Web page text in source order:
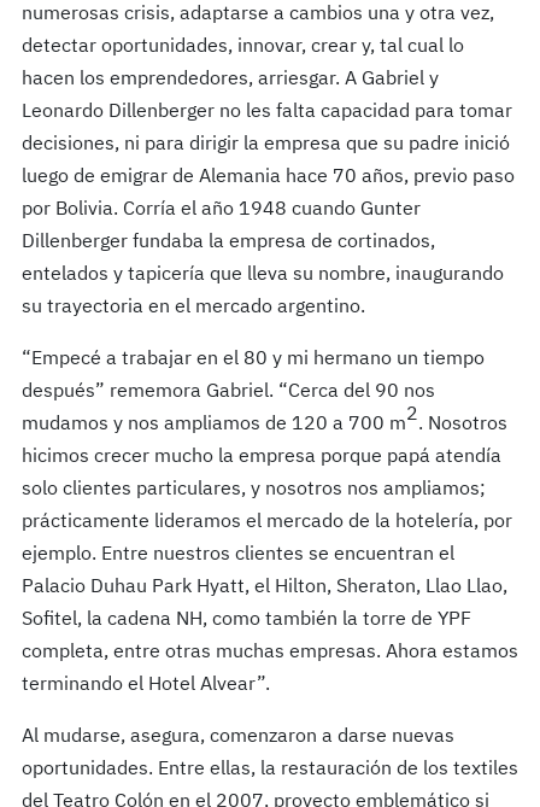
numerosas crisis, adaptarse a cambios una y otra vez,
detectar oportunidades, innovar, crear y, tal cual lo
hacen los emprendedores, arriesgar. A Gabriel y
Leonardo Dillenberger no les falta capacidad para tomar
decisiones, ni para dirigir la empresa que su padre inició
luego de emigrar de Alemania hace 70 años, previo paso
por Bolivia. Corría el año 1948 cuando Gunter
Dillenberger fundaba la empresa de cortinados,
entelados y tapicería que lleva su nombre, inaugurando
su trayectoria en el mercado argentino.
“Empecé a trabajar en el 80 y mi hermano un tiempo
después” rememora Gabriel. “Cerca del 90 nos
mudamos y nos ampliamos de 120 a 700 m2. Nosotros
hicimos crecer mucho la empresa porque papá atendía
solo clientes particulares, y nosotros nos ampliamos;
prácticamente lideramos el mercado de la hotelería, por
ejemplo. Entre nuestros clientes se encuentran el
Palacio Duhau Park Hyatt, el Hilton, Sheraton, Llao Llao,
Sofitel, la cadena NH, como también la torre de YPF
completa, entre otras muchas empresas. Ahora estamos
terminando el Hotel Alvear”.
Al mudarse, asegura, comenzaron a darse nuevas
oportunidades. Entre ellas, la restauración de los textiles
del Teatro Colón en el 2007, proyecto emblemático si